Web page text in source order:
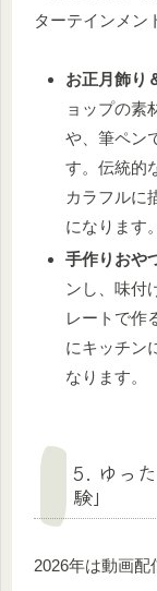
ターテインメン
お正月飾り
ョップの素
や、筆ペン
す。伝統的
カラフルに
になります。
手作りおや
ンし、味付
レートで作
にキッチン
なります。
5. ゆっ
験」
2026年は動画配